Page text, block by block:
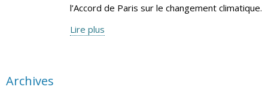
l’Accord de Paris sur le changement climatique.
Lire plus
Archives